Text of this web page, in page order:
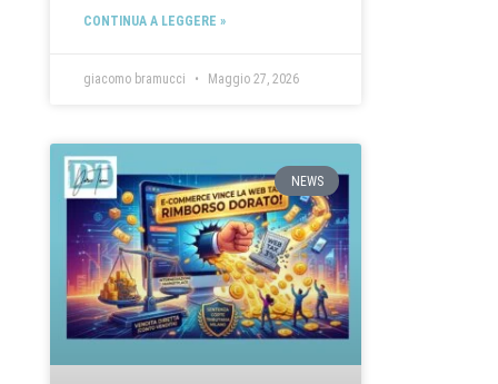
CONTINUA A LEGGERE »
giacomo bramucci Maggio 27, 2026
NEWS